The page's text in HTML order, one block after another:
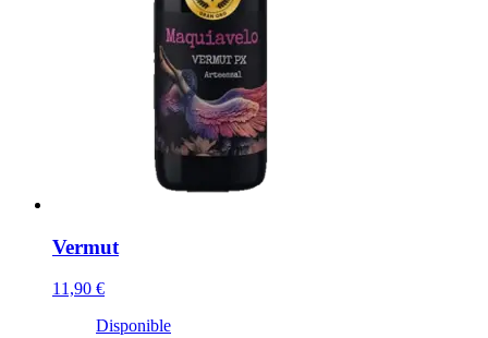
Vermut
11,90 €
Disponible